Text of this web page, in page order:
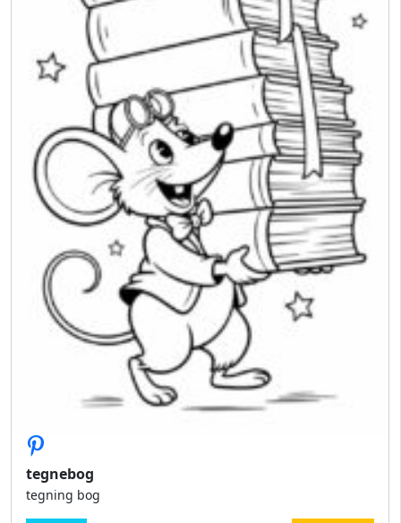
tegnebog
tegning bog